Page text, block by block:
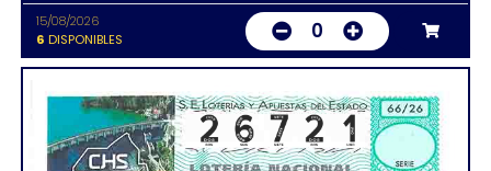
15/08/2026
6 DISPONIBLES 0